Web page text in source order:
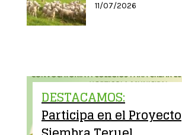
11/07/2026
DESTACAMOS:
Participa en el Proyecto